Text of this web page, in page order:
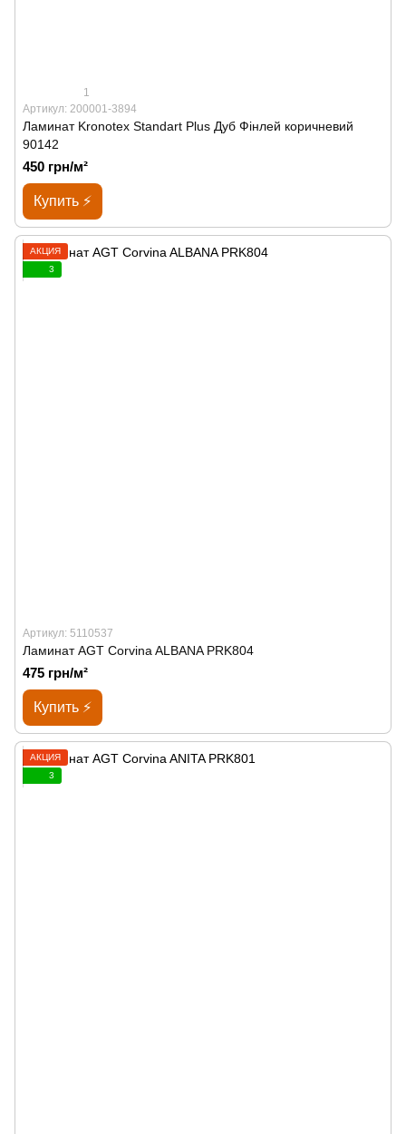
1
Артикул: 200001-3894
Ламинат Kronotex Standart Plus Дуб Фінлей коричневий
90142
450 грн/м²
Купить ⚡
АКЦИЯ
3
Артикул: 5110537
Ламинат AGT Corvina ALBANA PRK804
475 грн/м²
Купить ⚡
АКЦИЯ
3